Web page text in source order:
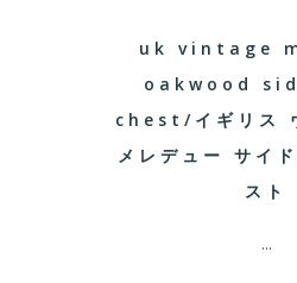
uk vintage
oakwood
chest/イギリス
メレデュー サイ
スト
...